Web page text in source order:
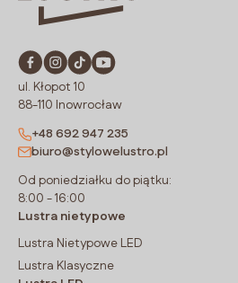
ul. Kłopot 10
88-110 Inowrocław
+48 692 947 235
biuro@stylowelustro.pl
Od poniedziałku do piątku:
8:00 - 16:00
Lustra nietypowe
Lustra Nietypowe LED
Lustra Klasyczne